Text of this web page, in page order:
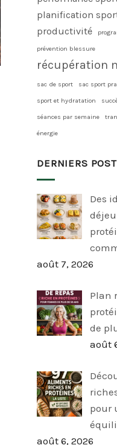
planification
productivité
prévention blessure
récupération
sac de sport sac sport
sport et hydratation
séances par semaine
énergie
DERNIERS
Des
août 7, 2026
Plan
de
août
pour
août 6, 2026